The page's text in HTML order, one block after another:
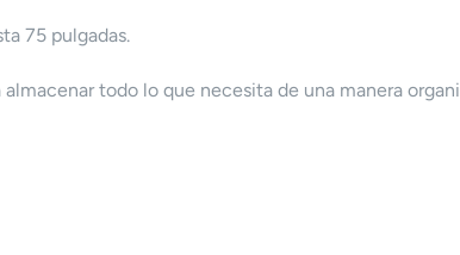
75 pulgadas.
todo lo que necesita de una manera